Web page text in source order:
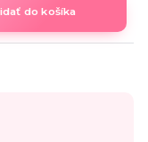
do košíka